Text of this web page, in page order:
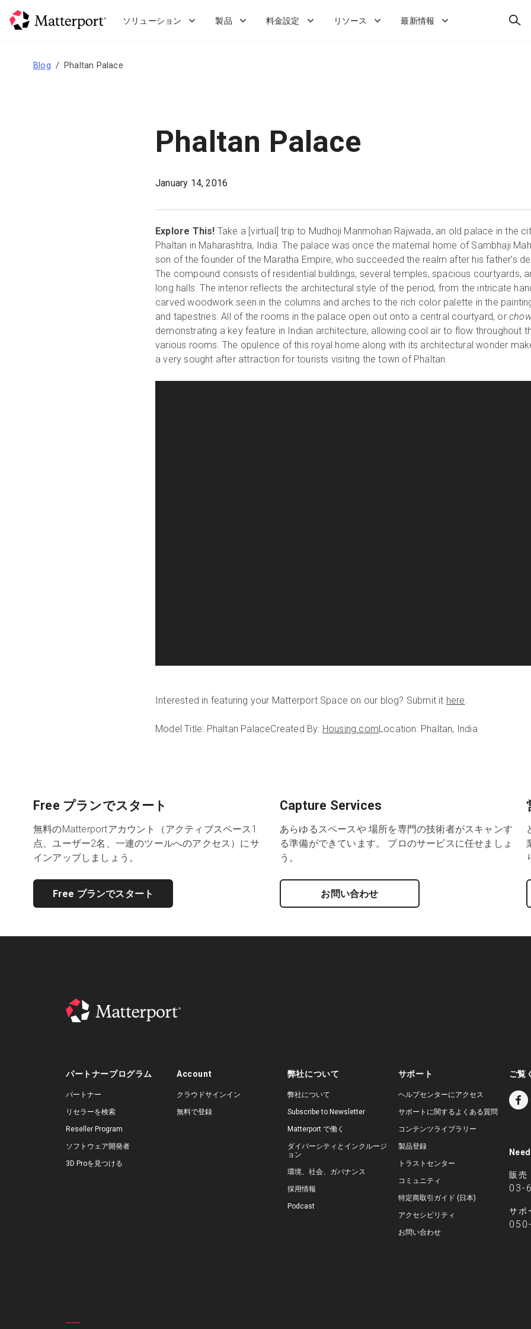
ソリューション 製品 料金設定 リソース 最新情報
検
Blog Phaltan Palace
Phaltan Palace
January 14, 2016
Explore This! Take a [virtual] trip to Mudhoji Manmohan Rajwada, an old palace in the
Phaltan in Maharashtra, India. The palace was once the maternal home of Sambhaji
son of the founder of the Maratha Empire, who succeeded the realm after his father’s
The compound consists of residential buildings, several temples, spacious courtyards,
long halls. The interior reflects the architectural style of the period, from the intricate
carved woodwork seen in the columns and arches to the rich color palette in the
and tapestries. All of the rooms in the palace open out onto a central courtyard, or
demonstrating a key feature in Indian architecture, allowing cool air to flow throughout
various rooms. The opulence of this royal home along with its architectural wonder
a very sought after attraction for tourists visiting the town of Phaltan.
Interested in featuring your Matterport Space on our blog? Submit it here.
Model Title: Phaltan PalaceCreated By: Housing.comLocation: Phaltan, India
Free プランでスタート
無料のMatterportアカウント（アクティブスペース1
点、ユーザー2名、一連のツールへのアクセス）にサ
インアップしましょう。
Free プランでスタート
Capture Services
あらゆるスペースや 場所を専門の技術者がスキャンす
る準備ができています。 プロのサービスに任せましょ
う。
お問い合わせ
パートナープログラム
パートナー
リセラーを検索
Reseller Program
ソフトウェア開発者
3D Proを見つける
Account
クラウドサインイン
無料で登録
弊社について
弊社について
Subscribe to Newsletter
Matterport で働く
ダイバーシティとインクルージ
ョン
環境、社会、ガバナンス
採用情報
Podcast
サポート
ヘルプセンターにアクセス
サポートに関するよくある質問
コンテンツライブラリー
製品登録
トラストセンター
コミュニティ
特定商取引ガイド (日本)
アクセシビリティ
お問い合わせ
ご覧
販売
03-
サポ